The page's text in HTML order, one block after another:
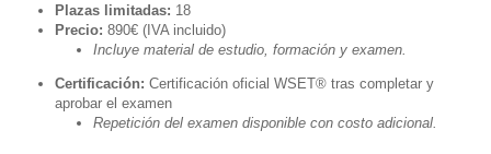
Plazas limitadas: 18
Precio: 890€ (IVA incluido)
Incluye material de estudio, formación y examen.
Certificación: Certificación oficial WSET® tras completar y
aprobar el examen
Repetición del examen disponible con costo adicional.